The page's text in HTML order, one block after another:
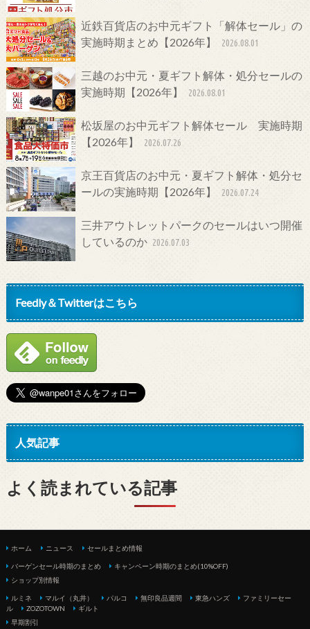
近鉄百貨店のお中元ギフト「解体セール」の
実施時期まとめ【2026年】
2026.08.01
三越のお中元・夏ギフト解体・処分セールの
実施時期【2026年】
2026.08.01
松坂屋のお中元ギフト解体セール 実施時期
【2026年】
2026.07.26
京王百貨店のお中元・夏ギフト解体・処分セ
ールの実施時期【2026年】
2026.07.24
三井アウトレットパークのセールはいつ開催
しているのか 2026.07.03
Feedly＆Twitterはこちら
人気記事
よく読まれている記事
ホーム ニュース セールまとめ情報
バーゲンセール時期のまとめ
キャンペーン時期のまとめ(10%OFF)
ショップ別情報
ルミネ マルイ（丸井） パルコ 無印良品週間 東急ハンズ
ファミリーセー
ル
ZOZOTOWN
ギルト
早期割引